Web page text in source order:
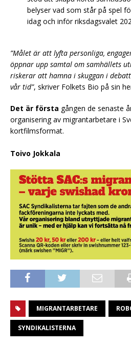
belyser vad som står på spel
idag och inför riksdagsvalet
”Målet är att lyfta personliga,
öppnar upp samtal om samhällets
riskerar att hamna i skuggan i
vår tid”, skriver Folkets Bio på sin
Det är första gången de senaste
organisering av migrantarbetare i
kortfilmsformat.
Toivo Jokkala
MIGRANTARBETARE
SYNDIKALISTERNA